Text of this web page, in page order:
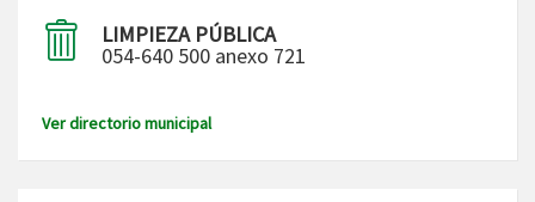
LIMPIEZA PÚBLICA
054-640 500 anexo 721
Ver directorio municipal